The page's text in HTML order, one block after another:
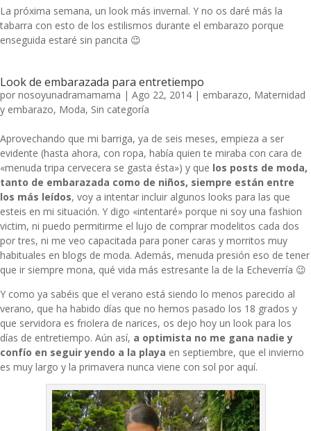
La próxima semana, un look más invernal. Y no os daré más la
tabarra con esto de los estilismos durante el embarazo porque
enseguida estaré sin pancita 😉
Look de embarazada para entretiempo
por nosoyunadramamama | Ago 22, 2014 | embarazo, Maternidad
y embarazo, Moda, Sin categoría
Aprovechando que mi barriga, ya de seis meses, empieza a ser
evidente (hasta ahora, con ropa, había quien te miraba con cara de
«menuda tripa cervecera se gasta ésta») y que los posts de moda,
tanto de embarazada como de niños, siempre están entre
los más leídos, voy a intentar incluir algunos looks para las que
esteis en mi situación. Y digo «intentaré» porque ni soy una fashion
victim, ni puedo permitirme el lujo de comprar modelitos cada dos
por tres, ni me veo capacitada para poner caras y morritos muy
habituales en blogs de moda. Además, menuda presión eso de tener
que ir siempre mona, qué vida más estresante la de la Echeverría 😉
Y como ya sabéis que el verano está siendo lo menos parecido al
verano, que ha habido días que no hemos pasado los 18 grados y
que servidora es friolera de narices, os dejo hoy un look para los
días de entretiempo. Aún así, a optimista no me gana nadie y
confío en seguir yendo a la playa en septiembre, que el invierno
es muy largo y la primavera nunca viene con sol por aquí.